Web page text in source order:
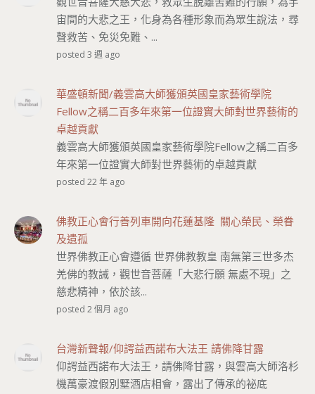
宙間的大悲之王，化身為各種形象而為眾生說法，尋
聲救苦、免災免難、...
posted 3 週 ago
華盛頓新聞/義雲高大師獲頒英國皇家藝術學院
Fellow之稱二百多年來第一位證實大師對世界藝術的
卓越貢獻
義雲高大師獲頒英國皇家藝術學院Fellow之稱二百多
年來第一位證實大師對世界藝術的卓越貢獻
posted 22 年 ago
佛教正心會行善列車開向花蓮基隆 關心榮民、榮眷
及遺孤
世界佛教正心會遵循 世界佛教教皇 南無第三世多杰
羌佛的教誡，觀世音菩薩「大悲行願 無處不現」之
慈悲精神，依於該...
posted 2 個月 ago
台灣新聲報/仰諤益西諾布大法王 請佛降甘露
仰諤益西諾布大法王，請佛降甘露，與雲高大師洛杉
機萬豪渡假別墅酒店相會，露出了傳承的祕底